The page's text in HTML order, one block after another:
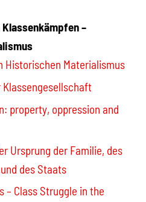
–
Historischen Materialismus
Klassengesellschaft
property, oppression and
Ursprung der Familie, des
des Staats
– Class Struggle in the